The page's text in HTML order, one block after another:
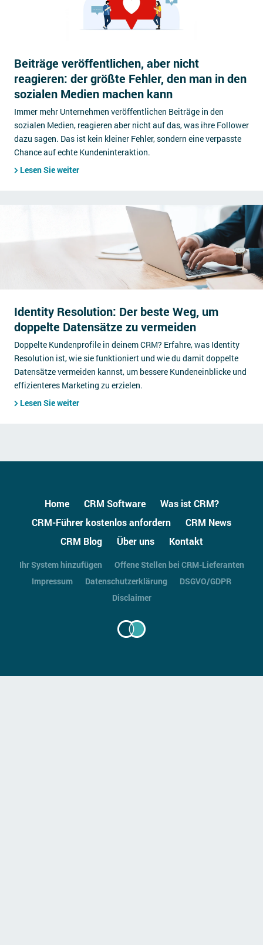
Beiträge veröffentlichen, aber nicht
reagieren: der größte Fehler, den man in den
sozialen Medien machen kann
Immer mehr Unternehmen veröffentlichen Beiträge in den
sozialen Medien, reagieren aber nicht auf das, was ihre Follower
dazu sagen. Das ist kein kleiner Fehler, sondern eine verpasste
Chance auf echte Kundeninteraktion.
Lesen Sie weiter
Identity Resolution: Der beste Weg, um
doppelte Datensätze zu vermeiden
Doppelte Kundenprofile in deinem CRM? Erfahre, was Identity
Resolution ist, wie sie funktioniert und wie du damit doppelte
Datensätze vermeiden kannst, um bessere Kundeneinblicke und
effizienteres Marketing zu erzielen.
Lesen Sie weiter
Home CRM Software
Was ist CRM?
CRM-Führer kostenlos anfordern
CRM News
CRM Blog
Über uns Kontakt
Ihr System hinzufügen
Offene Stellen bei CRM-Lieferanten
Impressum
Datenschutzerklärung
DSGVO/GDPR
Disclaimer